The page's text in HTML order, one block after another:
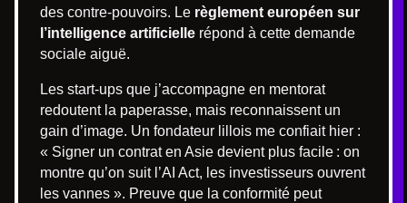
des contre-pouvoirs. Le règlement européen sur
l’intelligence artificielle répond à cette demande
sociale aiguë.
Les start-ups que j’accompagne en mentorat
redoutent la paperasse, mais reconnaissent un
gain d’image. Un fondateur lillois me confiait hier :
« Signer un contrat en Asie devient plus facile : on
montre qu’on suit l’AI Act, les investisseurs ouvrent
les vannes ». Preuve que la conformité peut